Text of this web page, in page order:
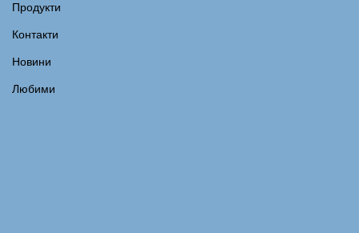
Продукти
Контакти
Новини
Любими